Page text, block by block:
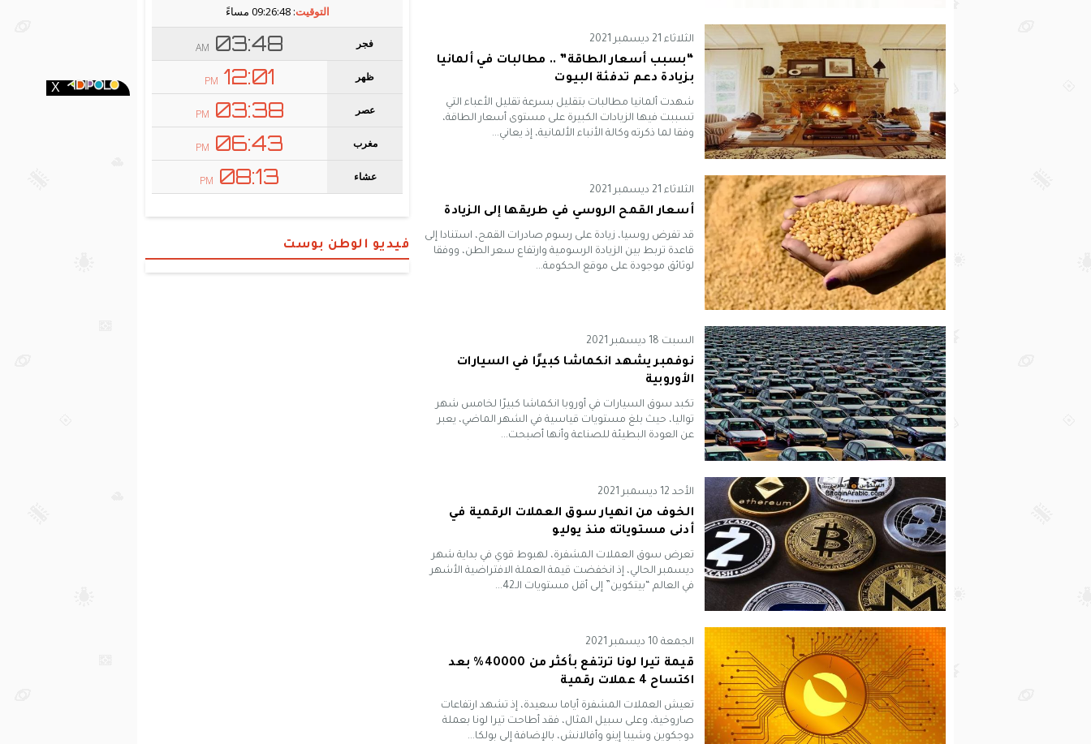
الثلاثاء 21 ديسمبر 2021
“بسبب أسعار الطاقة” .. مطالبات في ألمانيا
بزيادة دعم تدفئة البيوت
شهدت ألمانيا مطالبات بتقليل بسرعة تقليل الأعباء التي
تسببت فيها الزيادات الكبيرة على مستوى أسعار الطاقة،
وفقا لما ذكرته وكالة الأنباء الألمانية، إذ يعاني...
الثلاثاء 21 ديسمبر 2021
أسعار القمح الروسي في طريقها إلى الزيادة
قد تفرض روسيا، زيادة على رسوم صادرات القمح، استنادا إلى
قاعدة تربط بين الزيادة الرسومية وارتفاع سعر الطن، ووفقا
لوثائق موجودة على موقع الحكومة...
السبت 18 ديسمبر 2021
نوفمبر يشهد انكماشا كبيرًا في السيارات
الأوروبية
تكبد سوق السيارات في أوروبا انكماشا كبيرًا لخامس شهر
تواليا، حيث بلغ مستويات قياسية في الشهر الماضي، يعبر
عن العودة البطيئة للصناعة وأنها أصبحت...
الأحد 12 ديسمبر 2021
الخوف من انهيار سوق العملات الرقمية في
أدنى مستوياته منذ يوليو
تعرض سوق العملات المشفرة، لهبوط قوي في بداية شهر
ديسمبر الحالي، إذ انخفضت قيمة العملة الافتراضية الأشهر
في العالم “بيتكوين” إلى أقل مستويات الـ42...
الجمعة 10 ديسمبر 2021
قيمة تيرا لونا ترتفع بأكثر من 40000% بعد
اكتساح 4 عملات رقمية
تعيش العملات المشفرة أياما سعيدة، إذ تشهد ارتفاعات
صاروخية، وعلى سبيل المثال، فقد أطاحت تيرا لونا بعملة
دوجكوين وشيبا إينو وأفالانش، بالإضافة إلى بولكا...
فيديو الوطن بوست